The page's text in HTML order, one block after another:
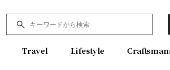
Travel Lifestyle